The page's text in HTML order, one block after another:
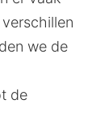
we de
de